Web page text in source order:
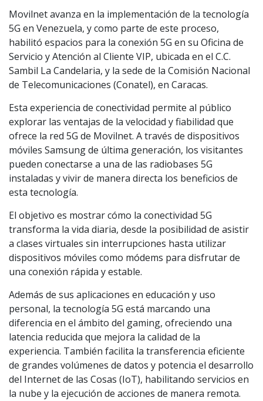
Movilnet avanza en la implementación de la tecnología
5G en Venezuela, y como parte de este proceso,
habilitó espacios para la conexión 5G en su Oficina de
Servicio y Atención al Cliente VIP, ubicada en el C.C.
Sambil La Candelaria, y la sede de la Comisión Nacional
de Telecomunicaciones (Conatel), en Caracas.
Esta experiencia de conectividad permite al público
explorar las ventajas de la velocidad y fiabilidad que
ofrece la red 5G de Movilnet. A través de dispositivos
móviles Samsung de última generación, los visitantes
pueden conectarse a una de las radiobases 5G
instaladas y vivir de manera directa los beneficios de
esta tecnología.
El objetivo es mostrar cómo la conectividad 5G
transforma la vida diaria, desde la posibilidad de asistir
a clases virtuales sin interrupciones hasta utilizar
dispositivos móviles como módems para disfrutar de
una conexión rápida y estable.
Además de sus aplicaciones en educación y uso
personal, la tecnología 5G está marcando una
diferencia en el ámbito del gaming, ofreciendo una
latencia reducida que mejora la calidad de la
experiencia. También facilita la transferencia eficiente
de grandes volúmenes de datos y potencia el desarrollo
del Internet de las Cosas (IoT), habilitando servicios en
la nube y la ejecución de acciones de manera remota.